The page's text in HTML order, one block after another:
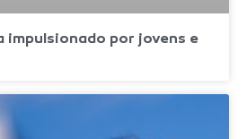
impulsionado por jovens e